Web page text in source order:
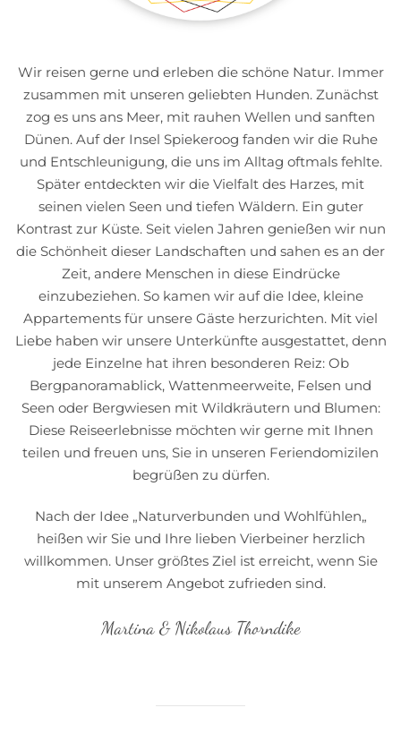
Wir reisen gerne und erleben die schöne Natur. Immer
zusammen mit unseren geliebten Hunden. Zunächst
zog es uns ans Meer, mit rauhen Wellen und sanften
Dünen. Auf der Insel Spiekeroog fanden wir die Ruhe
und Entschleunigung, die uns im Alltag oftmals fehlte.
Später entdeckten wir die Vielfalt des Harzes, mit
seinen vielen Seen und tiefen Wäldern. Ein guter
Kontrast zur Küste. Seit vielen Jahren genießen wir nun
die Schönheit dieser Landschaften und sahen es an der
Zeit, andere Menschen in diese Eindrücke
einzubeziehen. So kamen wir auf die Idee, kleine
Appartements für unsere Gäste herzurichten. Mit viel
Liebe haben wir unsere Unterkünfte ausgestattet, denn
jede Einzelne hat ihren besonderen Reiz: Ob
Bergpanoramablick, Wattenmeerweite, Felsen und
Seen oder Bergwiesen mit Wildkräutern und Blumen:
Diese Reiseerlebnisse möchten wir gerne mit Ihnen
teilen und freuen uns, Sie in unseren Feriendomizilen
begrüßen zu dürfen.
Nach der Idee „Naturverbunden und Wohlfühlen„
heißen wir Sie und Ihre lieben Vierbeiner herzlich
willkommen. Unser größtes Ziel ist erreicht, wenn Sie
mit unserem Angebot zufrieden sind.
Martina & Nikolaus Thorndike